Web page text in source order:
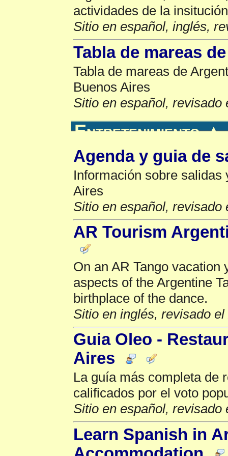
actividades de la insitución
Sitio en español, inglés,
Tabla de mareas
Tabla de mareas de
Buenos Aires
Sitio en español, revisado
Entretenimiento▲
Agenda y guia de
Información sobre
Aires
Sitio en español, revisado
AR Tourism
On an AR Tango vacation
aspects of the Argentine
birthplace of the dance.
Sitio en inglés, revisado el
Guia Oleo -
Aires
La guía más completa de
calificados por el voto
Sitio en español, revisado
Learn Spanish in